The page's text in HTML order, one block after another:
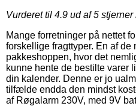
Vurderet til 4.9 ud af 5 stjerner
Mange forretninger på nettet
forskellige fragttyper. En af
pakkeshoppen, hvor det
kunne hente de bestilte varer
din kalender. Denne er jo
tilfælde endda den mindst
af Røgalarm 230V, med 9V